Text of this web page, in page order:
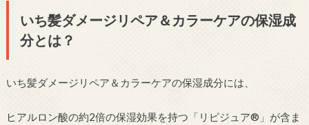
いち髪ダメージリペア＆カラーケアの保湿成
分とは？
いち髪ダメージリペア＆カラーケアの保湿成分には、
ヒアルロン酸の約2倍の保湿効果を持つ「リピジュア®」が含ま